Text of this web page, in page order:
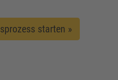
starten »